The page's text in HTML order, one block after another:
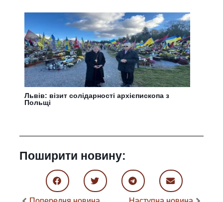
Львів: візит солідарності архієпископа з
Польщі
Поширити новину: